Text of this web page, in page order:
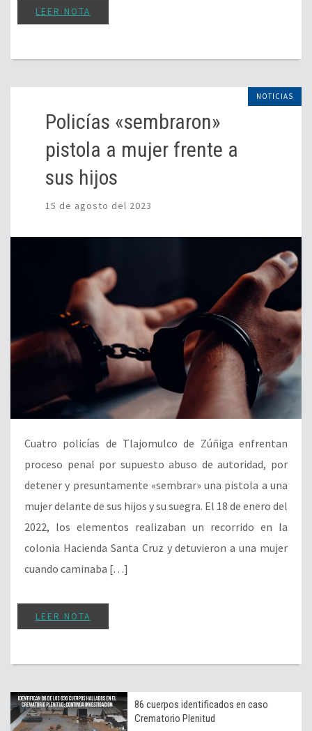
LEER NOTA
NOTICIAS
Policías «sembraron»
pistola a mujer frente a
sus hijos
15 de agosto del 2023
Cuatro policías de Tlajomulco de Zúñiga enfrentan
proceso penal por supuesto abuso de autoridad, por
detener y presuntamente «sembrar» una pistola a una
mujer delante de sus hijos y su suegra. El 18 de enero del
2022, los elementos realizaban un recorrido en la
colonia Hacienda Santa Cruz y detuvieron a una mujer
cuando caminaba […]
LEER NOTA
86 cuerpos identificados en caso
Crematorio Plenitud